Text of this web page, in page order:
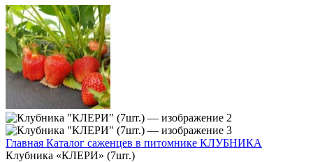
Главная Каталог саженцев в питомнике КЛУБНИКА
Клубника «КЛЕРИ» (7шт.)